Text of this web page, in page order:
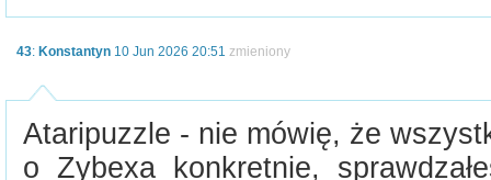
43: Konstantyn 10 Jun 2026 20:51 zmieniony
Ataripuzzle - nie mówię, że
o Zybexa konkretnie,